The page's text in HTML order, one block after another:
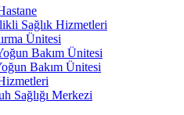
Sağlık Hizmetleri
Ünitesi
Bakım Ünitesi
Bakım Ünitesi
Sağlığı Merkezi